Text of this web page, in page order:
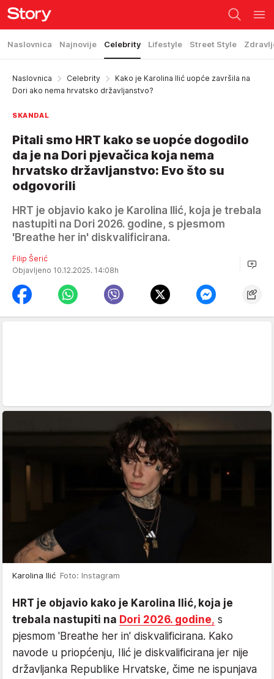
Naslovnica Najnovije Celebrity Lifestyle Street Style
Naslovnica Celebrity
Kako je Karolina Ilić uopće završila na
Dori ako nema hrvatsko državljanstvo?
SKANDAL
Pitali smo HRT kako se uopće dogodilo
da je na Dori pjevačica koja nema
hrvatsko državljanstvo: Evo što su
odgovorili
HRT je objavio kako je Karolina Ilić, koja je trebala
nastupiti na Dori 2026. godine, s pjesmom
'Breathe her in' diskvalificirana.
Filip Šerić
Objavljeno 10.12.2025. 14:08h
Karolina Ilić Foto: Instagram
HRT je objavio kako je Karolina Ilić, koja je
trebala nastupiti na Dori 2026. godine, s
pjesmom 'Breathe her in' diskvalificirana. Kako
navode u priopćenju, Ilić je diskvalificirana jer nije
državljanka Republike Hrvatske, čime ne ispunjava